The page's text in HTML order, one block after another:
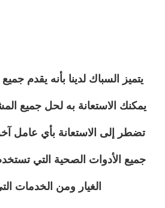
يتميز السباك لدينا بأنه يقدم
يمكنك الاستعانة به لحل جميع
تضطر إلى الاستعانة بأي عامل آخر
جميع الأدوات الصحية التي
الغيار ومن الخدمات